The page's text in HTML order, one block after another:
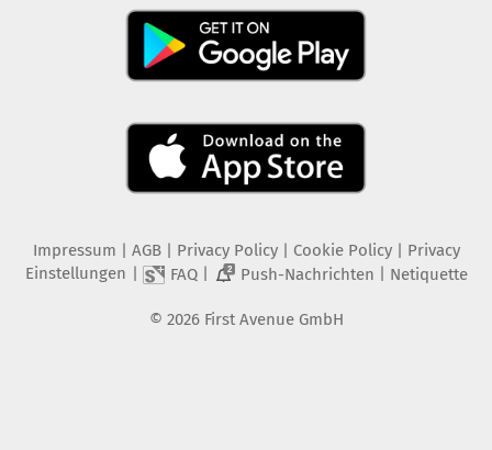
Impressum AGB Privacy Policy| Cookie Policy| Privacy
Einstellungen
FAQ| 2 Push-Nachrichten Netiquette
© 2026 First Avenue GmbH